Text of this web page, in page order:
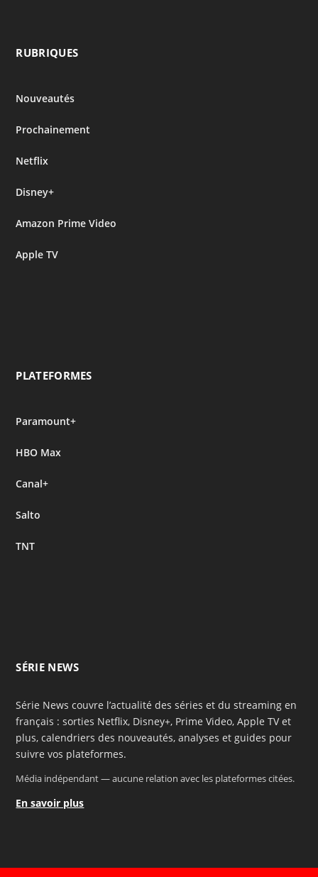
RUBRIQUES
Nouveautés
Prochainement
Netflix
Disney+
Amazon Prime Video
Apple TV
PLATEFORMES
Paramount+
HBO Max
Canal+
Salto
TNT
SÉRIE NEWS
Série News couvre l’actualité des séries et du streaming en
français : sorties Netflix, Disney+, Prime Video, Apple TV et
plus, calendriers des nouveautés, analyses et guides pour
suivre vos plateformes.
Média indépendant — aucune relation avec les plateformes citées.
En savoir plus